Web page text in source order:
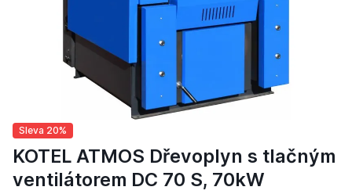
Sleva 20%
KOTEL ATMOS Dřevoplyn s tlačným
ventilátorem DC 70 S, 70kW